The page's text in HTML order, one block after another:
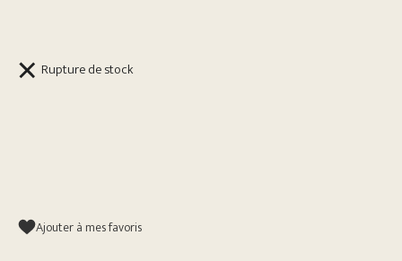
Rupture de stock
Ajouter à mes favoris